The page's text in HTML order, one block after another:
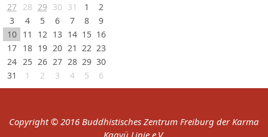
27
28 29 30 31 1
2
3
4 5 6 7 8
9
10
11 12 13 14 15 16
17
18 19 20 21 22 23
24
25 26 27 28 29 30
31
1 2 3 4 5 6
Copyright © 2016 Buddhistisches Zentrum Freiburg der Karma
Kagyü Linie e.V.